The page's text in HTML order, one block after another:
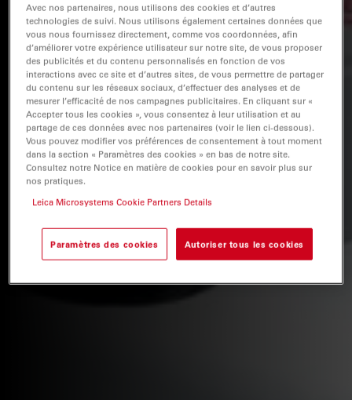
Avec nos partenaires, nous utilisons des cookies et d’autres
technologies de suivi. Nous utilisons également certaines données que
vous nous fournissez directement, comme vos coordonnées, afin
d’améliorer votre expérience utilisateur sur notre site, de vous proposer
des publicités et du contenu personnalisés en fonction de vos
interactions avec ce site et d’autres sites, de vous permettre de partager
du contenu sur les réseaux sociaux, d’effectuer des analyses et de
mesurer l’efficacité de nos campagnes publicitaires. En cliquant sur «
Accepter tous les cookies », vous consentez à leur utilisation et au
partage de ces données avec nos partenaires (voir le lien ci-dessous).
Vous pouvez modifier vos préférences de consentement à tout moment
dans la section « Paramètres des cookies » en bas de notre site.
Consultez notre Notice en matière de cookies pour en savoir plus sur
nos pratiques.
Leica Microsystems Cookie Partners Details
Paramètres des cookies Autoriser tous les cookies